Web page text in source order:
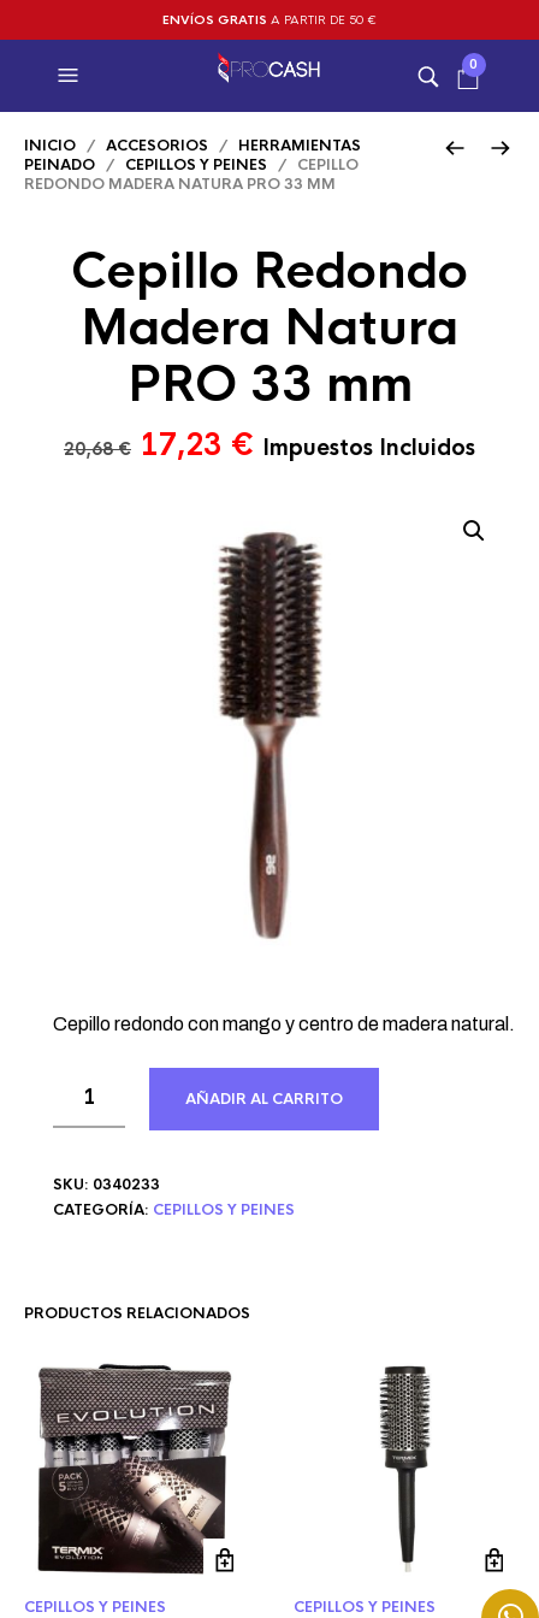
ENVÍOS GRATIS A PARTIR DE 50 €
0
INICIO / ACCESORIOS / HERRAMIENTAS
PEINADO / CEPILLOS Y PEINES / CEPILLO
REDONDO MADERA NATURA PRO 33 MM
Cepillo Redondo
Madera Natura
PRO 33 mm
20,68€ El
20,68 €.
17,23 € El
precio
es:
17,23 €.
Impuestos Incluidos
Cepillo redondo con mango y centro de madera natural.
AÑADIR AL CARRITO
SKU: 0340233
CATEGORÍA: CEPILLOS Y PEINES
PRODUCTOS RELACIONADOS
CEPILLOS Y PEINES CEPILLOS Y PEINES